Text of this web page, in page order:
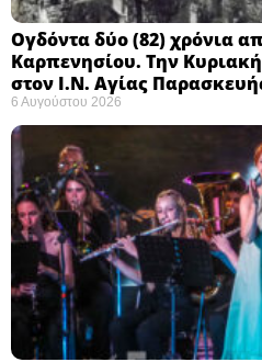
Ογδόντα δύο (82) χρόνια
Καρπενησίου. Την
στον Ι.Ν. Αγίας
6 Αυγούστου 2026